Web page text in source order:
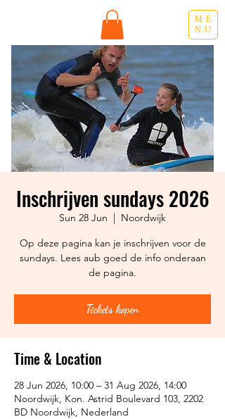
ME
NU
Inschrijven sundays 2026
Sun 28 Jun
  |
Noordwijk
Op deze pagina kan je inschrijven voor de
sundays. Lees aub goed de info onderaan
de pagina.
Tickets kopen
Time & Location
28 Jun 2026, 10:00 – 31 Aug 2026, 14:00
Noordwijk, Kon. Astrid Boulevard 103, 2202
BD Noordwijk, Nederland